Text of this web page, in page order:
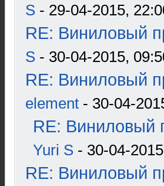
S - 29-04-2015,
RE: Виниловый
S - 30-04-2015,
RE: Виниловый
element - 30-04-
RE: Виниловый
Yuri S - 30-04-
RE: Виниловый